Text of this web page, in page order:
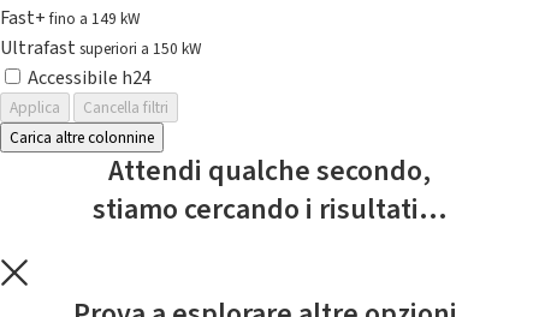
Fast+fino a 149 kW
Ultrafast superiori a 150 kW
Accessibile h24
Applica
Cancella filtri
Carica altre colonnine
Attendi qualche secondo,
stiamo cercando i risultati...